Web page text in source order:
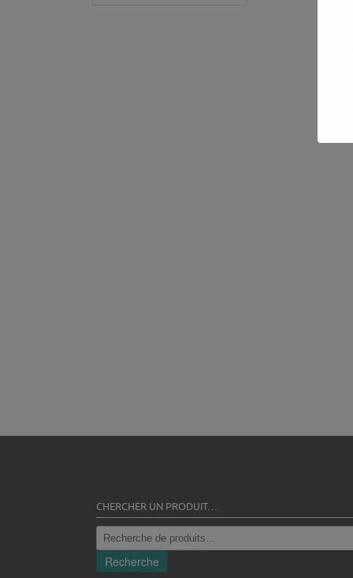
CHERCHER UN PRODUIT…
Recherche
pour :
Recherche